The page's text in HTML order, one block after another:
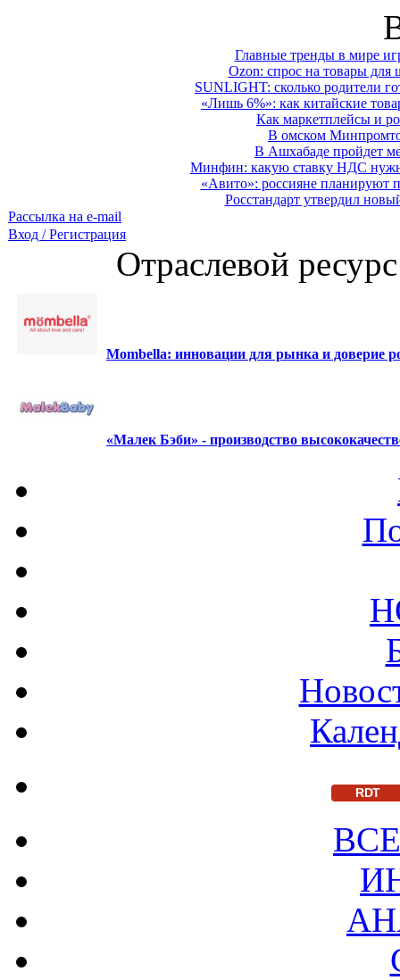
Главные тренды в мире
Ozon: спрос на товары для
SUNLIGHT: сколько родители
«Лишь 6%»: как китайские
Как маркетплейсы и
В омском
В Ашхабаде пройдет
Минфин: какую ставку НДС
«Авито»: россияне планируют
Росстандарт утвердил
Рассылка на e-mail
Вход / Регистрация
Отраслевой
Mombella: инновации для рынка и доверие
«Малек Бэби» - производство
RDT